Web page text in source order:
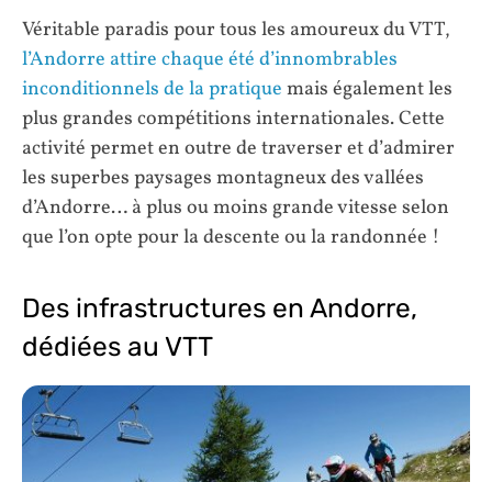
Véritable paradis pour tous les amoureux du VTT,
l’Andorre attire chaque été d’innombrables
inconditionnels de la pratique mais également les
plus grandes compétitions internationales. Cette
activité permet en outre de traverser et d’admirer
les superbes paysages montagneux des vallées
d’Andorre… à plus ou moins grande vitesse selon
que l’on opte pour la descente ou la randonnée !
Des infrastructures en Andorre,
dédiées au VTT